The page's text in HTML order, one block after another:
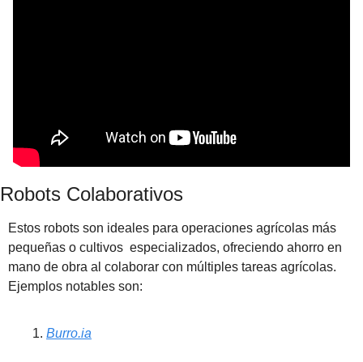
Robots Colaborativos
Estos robots son ideales para operaciones agrícolas más
pequeñas o cultivos  especializados, ofreciendo ahorro en
mano de obra al colaborar con múltiples tareas agrícolas.
Ejemplos notables son:
Burro.ia